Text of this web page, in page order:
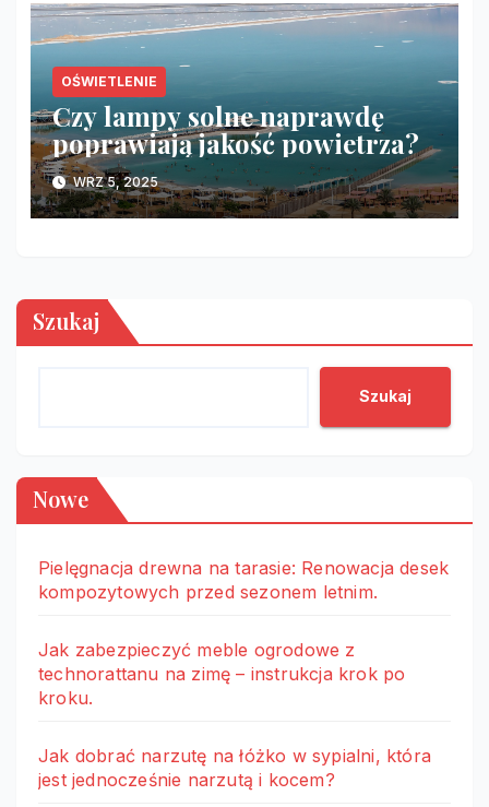
OŚWIETLENIE
Czy lampy solne naprawdę
poprawiają jakość powietrza?
WRZ 5, 2025
Szukaj
Szukaj
Nowe
Pielęgnacja drewna na tarasie: Renowacja desek
kompozytowych przed sezonem letnim.
Jak zabezpieczyć meble ogrodowe z
technorattanu na zimę – instrukcja krok po
kroku.
Jak dobrać narzutę na łóżko w sypialni, która
jest jednocześnie narzutą i kocem?